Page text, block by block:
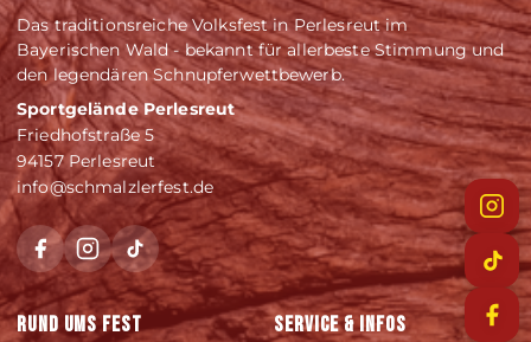
Das traditionsreiche Volksfest in Perlesreut im
Bayerischen Wald - bekannt für allerbeste Stimmung und
den legendären Schnupferwettbewerb.
Sportgelände Perlesreut
Friedhofstraße 5
94157 Perlesreut
info@schmalzlerfest.de
RUND UMS FEST SERVICE & INFOS